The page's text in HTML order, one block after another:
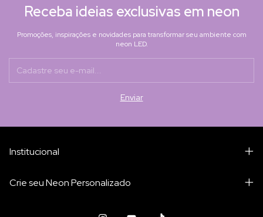
Receba ideias exclusivas em neon
Promoções, inspirações e novidades para transformar seu ambiente com
neon LED.
Institucional
Crie seu Neon Personalizado